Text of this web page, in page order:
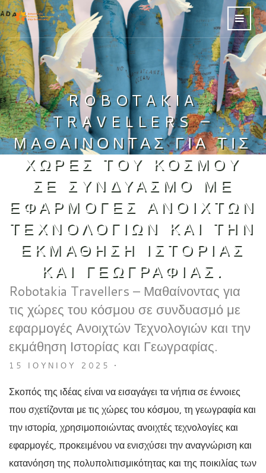
ROBOTAKIA
TRAVELLERS –
ΜΑΘΑΊΝΟΝΤΑΣ ΓΙΑ ΤΙΣ
ΧΏΡΕΣ ΤΟΥ ΚΌΣΜΟΥ
ΣΕ ΣΥΝΔΥΑΣΜΌ ΜΕ
ΕΦΑΡΜΟΓΈΣ ΑΝΟΙΧΤΏΝ
ΤΕΧΝΟΛΟΓΙΏΝ ΚΑΙ ΤΗΝ
ΕΚΜΆΘΗΣΗ ΙΣΤΟΡΊΑΣ
ΚΑΙ ΓΕΩΓΡΑΦΊΑΣ.
Robotakia Travellers – Μαθαίνοντας για
τις χώρες του κόσμου σε συνδυασμό με
εφαρμογές Ανοιχτών Τεχνολογιών και την
εκμάθηση Ιστορίας και Γεωγραφίας.
15 ΙΟΥΝΊΟΥ 2025 •
Σκοπός της ιδέας είναι να εισαγάγει τα νήπια σε έννοιες
που σχετίζονται με τις χώρες του κόσμου, τη γεωγραφία και
την ιστορία, χρησιμοποιώντας ανοιχτές τεχνολογίες και
εφαρμογές, προκειμένου να ενισχύσει την αναγνώριση και
κατανόηση της πολυπολιτισμικότητας και της ποικιλίας των